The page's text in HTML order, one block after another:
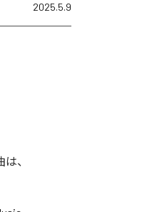
2025.5.9
、